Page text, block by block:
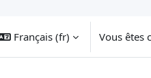
Français ‎(fr)‎ Vous êtes